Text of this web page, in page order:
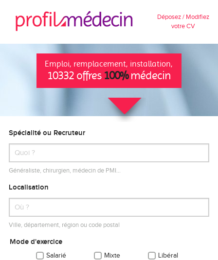
Déposez / Modifiez
votre CV
Emploi, remplacement, installation,
10332 offres 100%médecin
Spécialité ou Recruteur
Généraliste, chirurgien, médecin de PMI…
Localisation
Ville, département, région ou code postal
Mode d'exercice
Salarié Mixte Libéral